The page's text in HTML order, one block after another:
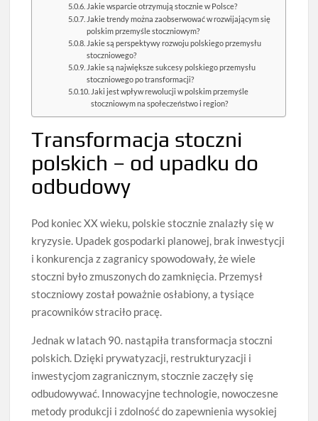
Jakie wsparcie otrzymują stocznie w Polsce?
Jakie trendy można zaobserwować w rozwijającym się
polskim przemyśle stoczniowym?
Jakie są perspektywy rozwoju polskiego przemysłu
stoczniowego?
Jakie są największe sukcesy polskiego przemysłu
stoczniowego po transformacji?
Jaki jest wpływ rewolucji w polskim przemyśle
stoczniowym na społeczeństwo i region?
Transformacja stoczni
polskich – od upadku do
odbudowy
Pod koniec XX wieku, polskie stocznie znalazły się w
kryzysie. Upadek gospodarki planowej, brak inwestycji
i konkurencja z zagranicy spowodowały, że wiele
stoczni było zmuszonych do zamknięcia. Przemysł
stoczniowy został poważnie osłabiony, a tysiące
pracowników straciło pracę.
Jednak w latach 90. nastąpiła transformacja stoczni
polskich. Dzięki prywatyzacji, restrukturyzacji i
inwestycjom zagranicznym, stocznie zaczęły się
odbudowywać. Innowacyjne technologie, nowoczesne
metody produkcji i zdolność do zapewnienia wysokiej